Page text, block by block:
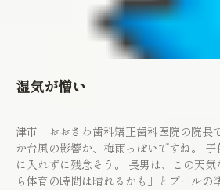
湿気が憎い
津市 おおさわ歯科矯正歯科医院の院長
か台風の影響か、梅雨っぽいですね。
に入れずに残念そう。 長男は、この天
ら体育の時間は晴れるかも」とプール